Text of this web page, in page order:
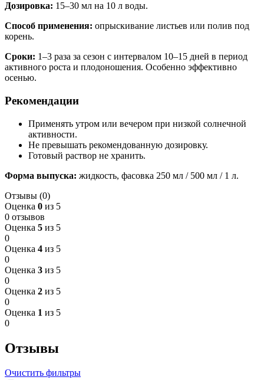
Дозировка: 15–30 мл на 10 л воды.
Способ применения: опрыскивание листьев или полив под
корень.
Сроки: 1–3 раза за сезон с интервалом 10–15 дней в период
активного роста и плодоношения. Особенно эффективно
осенью.
Рекомендации
Применять утром или вечером при низкой солнечной
активности.
Не превышать рекомендованную дозировку.
Готовый раствор не хранить.
Форма выпуска: жидкость, фасовка 250 мл / 500 мл / 1 л.
Отзывы (0)
Оценка 0 из 5
0 отзывов
Оценка 5 из 5
0
Оценка 4 из 5
0
Оценка 3 из 5
0
Оценка 2 из 5
0
Оценка 1 из 5
0
Отзывы
Очистить фильтры